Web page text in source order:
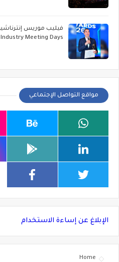
Industry Meeting Days
مواقع التواصل الإجتماعي
الإبلاغ عن إساءة الاستخدام
Home